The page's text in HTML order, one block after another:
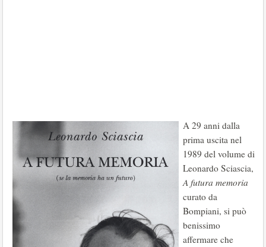
A 29 anni dalla
prima uscita nel
1989 del volume di
Leonardo Sciascia,
A futura memoria
curato da
Bompiani, si può
benissimo
affermare che